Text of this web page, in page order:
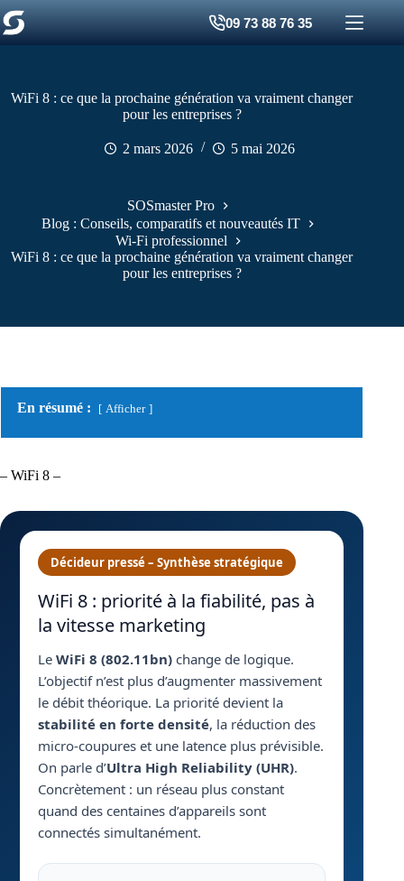
Passer
au
contenu
09 73 88 76 35
WiFi 8 : ce que la prochaine génération va vraiment changer
pour les entreprises ?
2 mars 2026 5 mai 2026
SOSmaster Pro
Blog : Conseils, comparatifs et nouveautés IT
Wi-Fi professionnel
WiFi 8 : ce que la prochaine génération va vraiment changer
pour les entreprises ?
En résumé : Afficher
– WiFi 8 –
Décideur pressé – Synthèse stratégique
WiFi 8 : priorité à la fiabilité, pas à
la vitesse marketing
Le WiFi 8 (802.11bn) change de logique.
L’objectif n’est plus d’augmenter massivement
le débit théorique. La priorité devient la
stabilité en forte densité, la réduction des
micro-coupures et une latence plus prévisible.
On parle d’Ultra High Reliability (UHR).
Concrètement : un réseau plus constant
quand des centaines d’appareils sont
connectés simultanément.